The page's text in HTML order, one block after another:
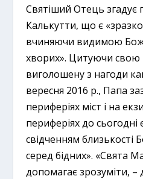
Святіший Отець згадує
Калькутти, що є
вчиняючи видимою
хворих». Цитуючи свою
виголошену з нагоди
вересня 2016 р., Папа
периферіях міст і на
периферіях до
свідченням близькості
серед бідних». «Свята
допомагає зрозуміти, –